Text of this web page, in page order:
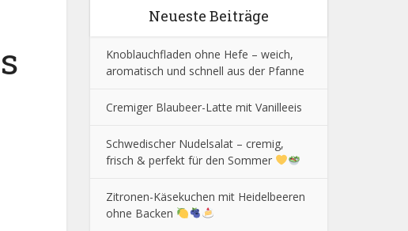
Neueste Beiträge
Knoblauchfladen ohne Hefe – weich,
aromatisch und schnell aus der Pfanne
Cremiger Blaubeer-Latte mit Vanilleeis
Schwedischer Nudelsalat – cremig,
frisch & perfekt für den Sommer
Zitronen-Käsekuchen mit Heidelbeeren
ohne Backen